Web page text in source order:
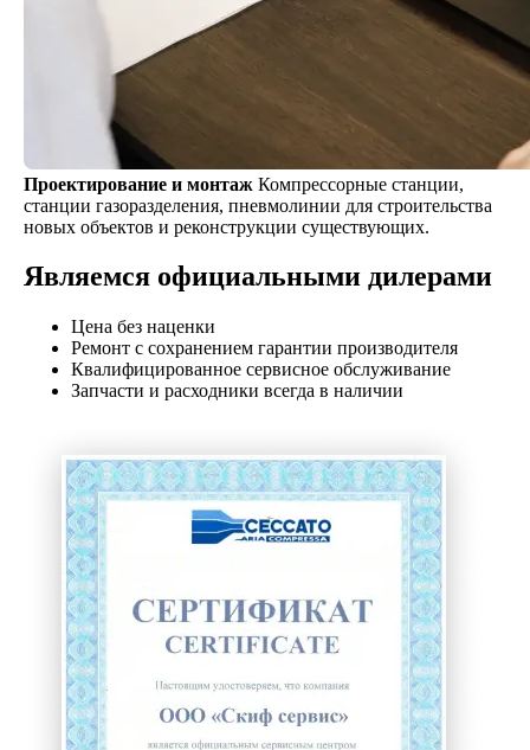
Проектирование и монтаж Компрессорные станции,
станции газоразделения, пневмолинии для строительства
новых объектов и реконструкции существующих.
Являемся официальными дилерами
Цена без наценки
Ремонт с сохранением гарантии производителя
Квалифицированное сервисное обслуживание
Запчасти и расходники всегда в наличии